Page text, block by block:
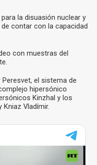
la disuasión nuclear y
contar con la capacidad
con muestras del
el sistema de
hipersónico
Kinzhal y los
Vladímir.